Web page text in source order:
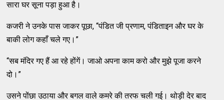
सारा घर सूना पड़ा हुआ है।
कजरी ने उनके पास जाकर पूछा, “पंडित जी प्रणाम, पंडिताइन और घर के
बाकी लोग कहाँ चले गए।”
“सब मंदिर गए हैं आ रहे होंगें। जाओ अपना काम करो और मुझे पूजा करने
दो।”
उसने पोंछा उठाया और बगल वाले कमरे की तरफ चली गई। थोड़ी देर बाद